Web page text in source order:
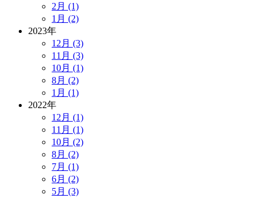
2月 (1)
1月 (2)
2023年
12月 (3)
11月 (3)
10月 (1)
8月 (2)
1月 (1)
2022年
12月 (1)
11月 (1)
10月 (2)
8月 (2)
7月 (1)
6月 (2)
5月 (3)